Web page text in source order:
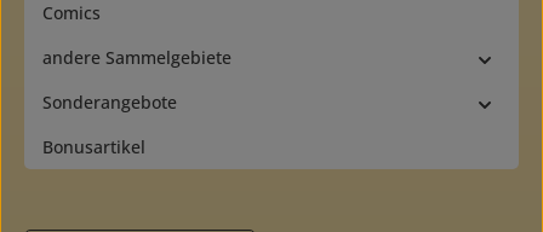
Comics
andere Sammelgebiete
Sonderangebote
Bonusartikel